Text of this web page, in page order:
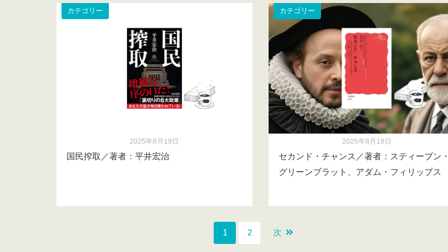
カテゴリー
2025年8月19日
国民搾取／著者：平井宏治
カテゴリー
2025年8月18日
セカンド・チャンス／著者：スティーブン・
グリーンブラット、アダム・フィリップス
1 2 次